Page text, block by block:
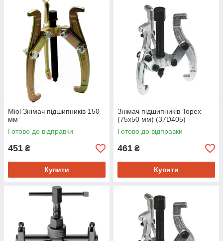
Miol Знімач підшипників 150
мм
Готово до відправки
451 ₴
Купити
Знімач підшипників Topex
(75х50 мм) (37D405)
Готово до відправки
461 ₴
Купити